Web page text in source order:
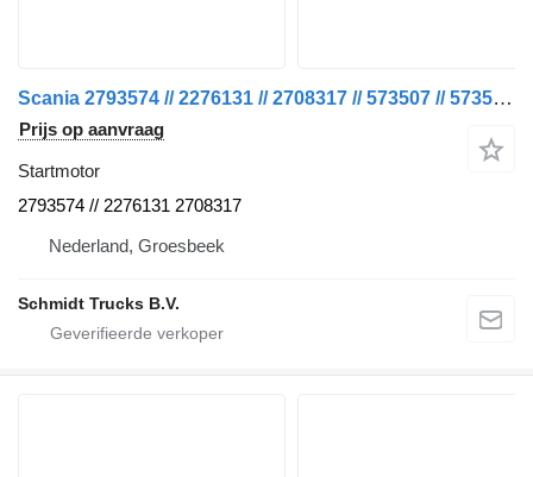
Scania 2793574 // 2276131 // 2708317 // 573507 // 573548 STARTMOTOR NGS voor vrachtwagen
Prijs op aanvraag
Startmotor
2793574 // 2276131 2708317
Nederland, Groesbeek
Schmidt Trucks B.V.